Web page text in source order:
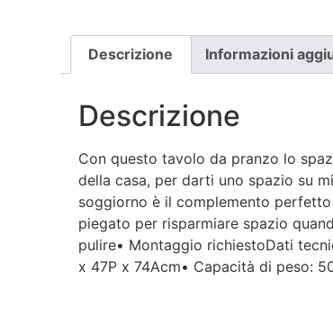
Descrizione Informazioni
Descrizione
Con questo tavolo da pranzo lo
della casa, per darti uno spazio su
soggiorno è il complemento
piegato per risparmiare spazio
pulire• Montaggio richiestoDati
x 47P x 74Acm• Capacità di peso: